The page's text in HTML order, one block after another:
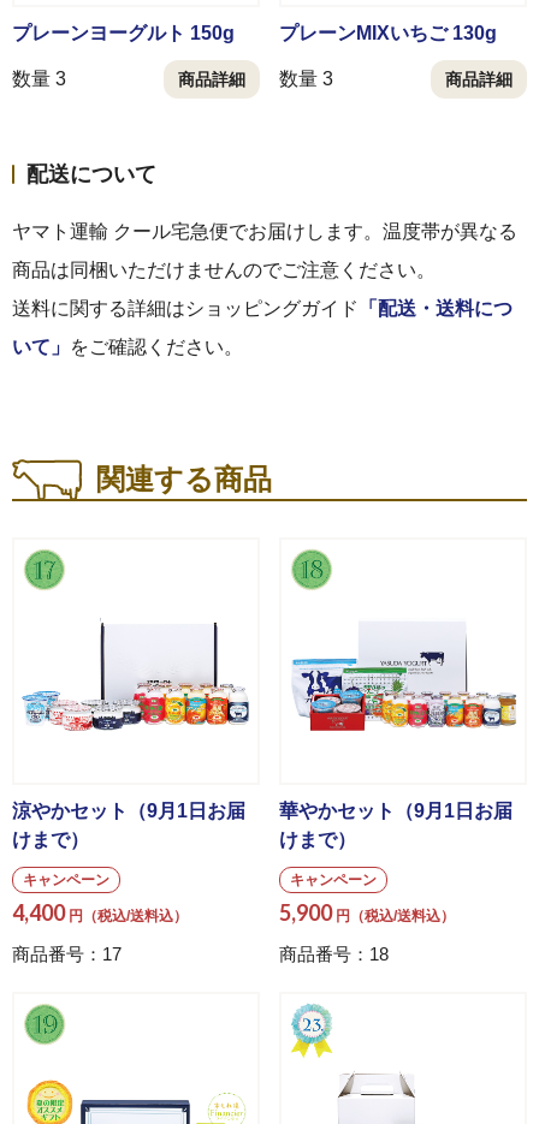
プレーンヨーグルト 150g
数量 3 商品詳細
プレーンMIXいちご 130g
数量 3 商品詳細
配送について
ヤマト運輸 クール宅急便でお届けします。温度帯が異なる
商品は同梱いただけませんのでご注意ください。
送料に関する詳細はショッピングガイド
「配送・送料につ
いて」 をご確認ください。
関連する商品
涼やかセット（9月1日お届
けまで）
キャンペーン
4,400 円（税込/送料込）
商品番号：17
華やかセット（9月1日お届
けまで）
キャンペーン
5,900 円（税込/送料込）
商品番号：18